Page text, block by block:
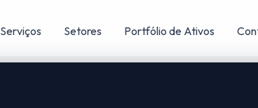
Serviços Setores Portfólio de Ativos